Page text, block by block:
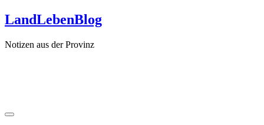
Zum
Inhalt
LandLebenBlog
Notizen aus der Provinz